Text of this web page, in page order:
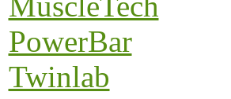
PowerBar
Twinlab